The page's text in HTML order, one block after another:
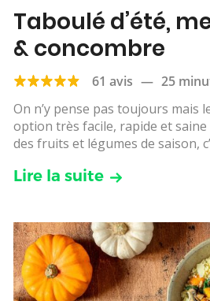
Taboulé d’été,
& concombre
61 avis — 25
On n’y pense pas toujours mais
option très facile, rapide et
des fruits et légumes de saison,
Lire la suite